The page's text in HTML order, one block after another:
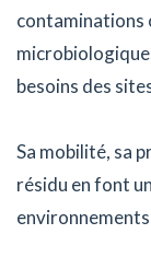
contaminations
besoins des
Sa mobilité, sa
résidu en font